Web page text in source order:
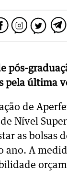
pós-
pela última
de
Nível
as bolsas
ano. A